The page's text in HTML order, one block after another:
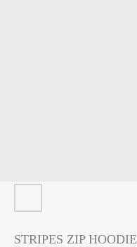
STRIPES ZIP HOODIE